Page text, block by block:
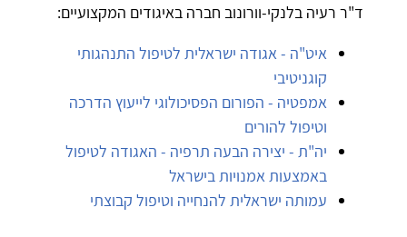
ד"ר רעיה בלנקי-וורונוב חברה באיגודים המקצועיים:
איט"ה - אגודה ישראלית לטיפול התנהגותי
קוגניטיבי
אמפטיה - הפורום הפסיכולוגי לייעוץ הדרכה
וטיפול להורים
יה"ת - יצירה הבעה תרפיה - האגודה לטיפול
באמצעות אמנויות בישראל
עמותה ישראלית להנחייה וטיפול קבוצתי